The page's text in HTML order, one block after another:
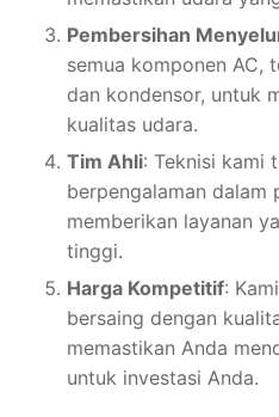
Pembersihan
semua komponen AC,
dan kondensor, untuk
kualitas udara.
Tim Ahli: Teknisi kami
berpengalaman dalam
memberikan layanan
tinggi.
Harga Kompetitif:
bersaing dengan
memastikan Anda
untuk investasi Anda.